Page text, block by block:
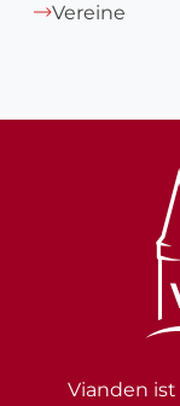
Vereine
Vianden